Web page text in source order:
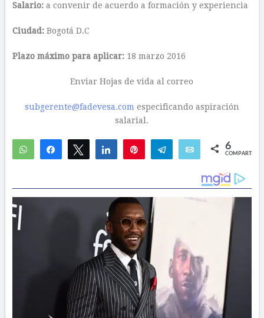
Salario:a convenir de acuerdo a formación y experiencia
Ciudad: Bogotá D.C
Plazo máximo para aplicar: 18 marzo 2016
Enviar Hojas de vida al correo
subgerente@fadevesa.com especificando aspiración
salarial.
WhatsAppCompartirTwittear Compartir Telegram Email 6
COMPARTIR